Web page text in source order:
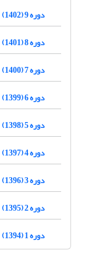
دوره 9 (1402)
دوره 8 (1401)
دوره 7 (1400)
دوره 6 (1399)
دوره 5 (1398)
دوره 4 (1397)
دوره 3 (1396)
دوره 2 (1395)
دوره 1 (1394)